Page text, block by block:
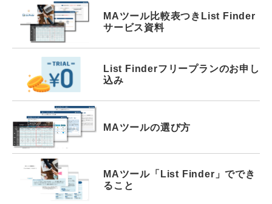
MAツール比較表つき List Finder
サービス資料
List Finderフリープランのお申し
込み
MAツールの選び方
MAツール 「List Finder」ででき
ること